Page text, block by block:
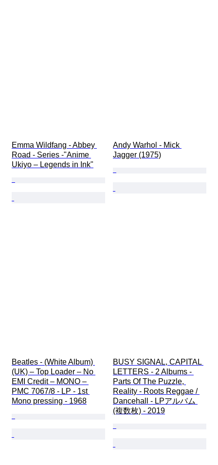
Emma Wildfang - Abbey
Road - Series -"Anime
Ukiyo – Legends in Ink"
Andy Warhol - Mick
Jagger (1975)
Beatles - (White Album)
(UK) – Top Loader – No
EMI Credit – MONO –
PMC 7067/8 - LP - 1st
Mono pressing - 1968
BUSY SIGNAL, CAPITAL
LETTERS - 2 Albums -
Parts Of The Puzzle,
Reality - Roots Reggae /
Dancehall - LPアルバム
(複数枚) - 2019